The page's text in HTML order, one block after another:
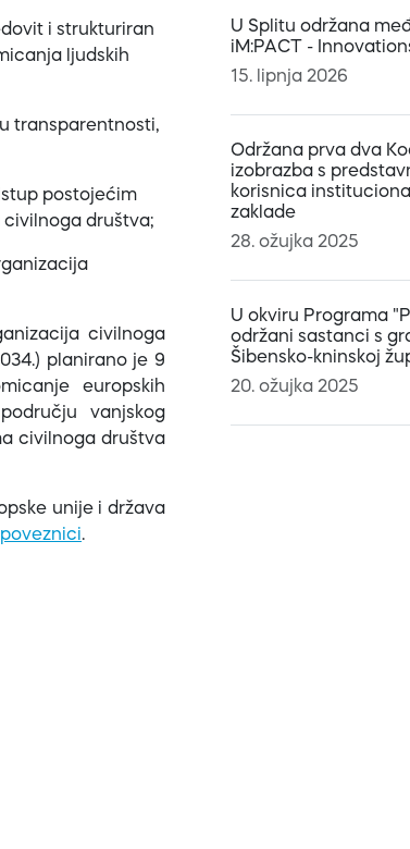
i strukturiran
ljudskih
transparentnosti,
postojećim
društva;
civilnoga
planirano je 9
europskih
vanjskog
civilnoga društva
unije i država
poveznici.
U Splitu održana
iM:PACT -
15. lipnja 2026
Održana prva dva
izobrazba s
korisnica
zaklade
28. ožujka 2025
U okviru Programa
održani sastanci s
Šibensko-kninskoj
20. ožujka 2025